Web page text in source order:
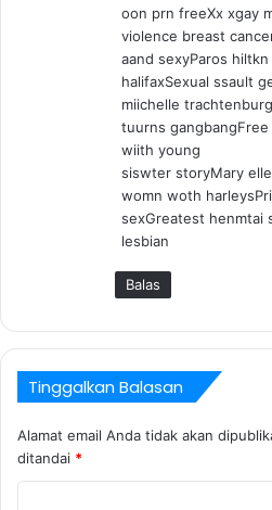
oon prn freeXx xgay
violence breast
aand sexyParos
halifaxSexual ssault
miichelle
tuurns
wiith young
siswter storyMary
womn woth
sexGreatest henmtai
lesbian
Balas
Tinggalkan Balasan
Alamat email Anda tidak akan
ditandai *